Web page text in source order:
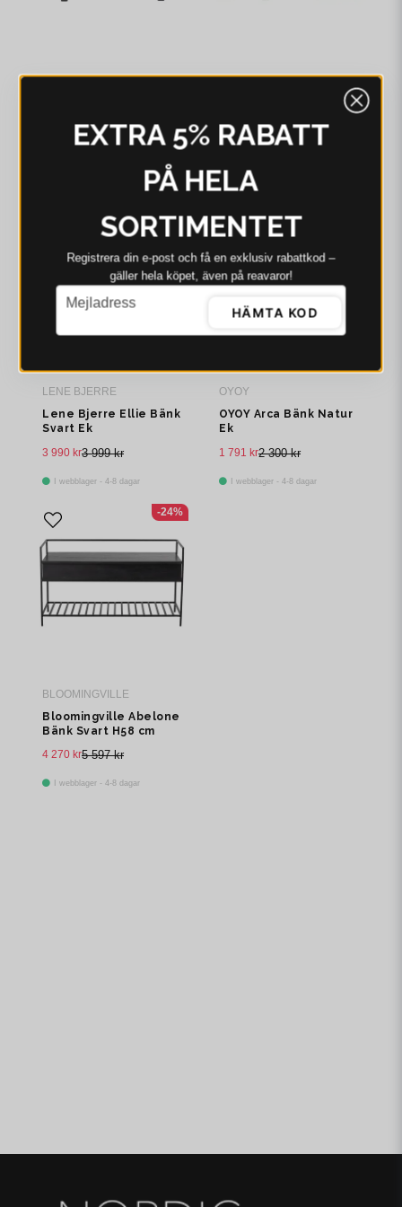
Bänk Brun Ek
Bänk, Grön, Mdf
L100xH30xW34 cm
I webblager - 4-8 dagar
LENE BJERRE
Lene Bjerre Ellie Bänk
Svart Ek
3 999 kr
3 990 kr
I webblager - 4-8 dagar
OYOY
OYOY Arca Bänk Natur
Ek
2 300 kr
1 791 kr
I webblager - 4-8 dagar
BLOOMINGVILLE
Bloomingville Abelone
Bänk Svart H58 cm
5 597 kr
4 270 kr
I webblager - 4-8 dagar
-24%
EXTRA 5% RABATT
PÅ HELA
SORTIMENTET
Registrera din e‑post och få en exklusiv rabattkod –
gäller hela köpet, även på reavaror!
email
Mejladress
HÄMTA KOD